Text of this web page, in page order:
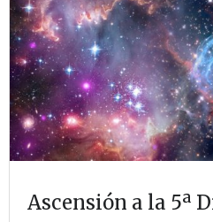
Ascensión a la 5ª